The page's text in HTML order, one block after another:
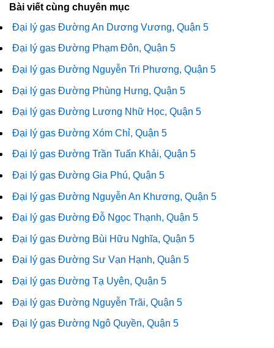
Bài viết cùng chuyên mục
Đại lý gas Đường An Dương Vương, Quận 5
Đại lý gas Đường Phạm Đôn, Quận 5
Đại lý gas Đường Nguyễn Tri Phương, Quận 5
Đại lý gas Đường Phùng Hưng, Quận 5
Đại lý gas Đường Lương Nhữ Học, Quận 5
Đại lý gas Đường Xóm Chỉ, Quận 5
Đại lý gas Đường Trần Tuấn Khải, Quận 5
Đại lý gas Đường Gia Phú, Quận 5
Đại lý gas Đường Nguyễn An Khương, Quận 5
Đại lý gas Đường Đỗ Ngọc Thạnh, Quận 5
Đại lý gas Đường Bùi Hữu Nghĩa, Quận 5
Đại lý gas Đường Sư Vạn Hạnh, Quận 5
Đại lý gas Đường Tạ Uyên, Quận 5
Đại lý gas Đường Nguyễn Trãi, Quận 5
Đại lý gas Đường Ngô Quyền, Quận 5